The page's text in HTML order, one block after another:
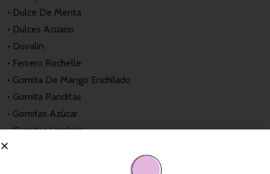
• Dulce De Menta
• Dulces Acuario
• Duvalin
• Ferrero Rochelle
• Gomita De Mango Enchilado
• Gomita Panditas
• Gomitas Azúcar
• Gomitas Lombriz
• Lunetas Yogurt